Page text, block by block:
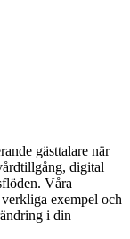
gästtalare när
digital
Våra
exempel och
i din